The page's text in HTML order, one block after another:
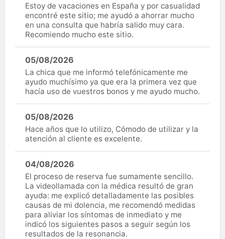
Estoy de vacaciones en España y por casualidad
encontré este sitio; me ayudó a ahorrar mucho
en una consulta que habría salido muy cara.
Recomiendo mucho este sitio.
05/08/2026
La chica que me informó telefónicamente me
ayudo muchísimo ya que era la primera vez que
hacía uso de vuestros bonos y me ayudo mucho.
05/08/2026
Hace años que lo utilizo, Cómodo de utilizar y la
atención al cliente es excelente.
04/08/2026
El proceso de reserva fue sumamente sencillo.
La videollamada con la médica resultó de gran
ayuda: me explicó detalladamente las posibles
causas de mi dolencia, me recomendó medidas
para aliviar los síntomas de inmediato y me
indicó los siguientes pasos a seguir según los
resultados de la resonancia.